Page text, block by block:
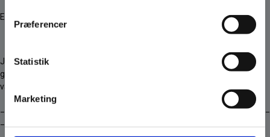
Præferencer
Statistik
Marketing
E-mail: info@dalmosebraende.dk
Jeg meddeler herved, at jeg ønsker at gøre fortrydelsesretten
gældende i forbindelse med min købsaftale om følgende
varer/tjenesteydelser:
________________________________________________________